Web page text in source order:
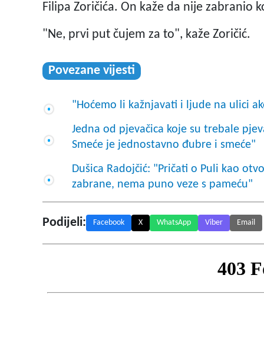
Filipa Zoričića. On kaže da nije zabranio
"Ne, prvi put čujem za to", kaže Zoričić.
Povezane vijesti
"Hoćemo li kažnjavati i ljude na ulici
Jedna od pjevačica koje su trebale
Smeće je jednostavno đubre i smeće"
Dušica Radojčić: "Pričati o Puli kao
zabrane, nema puno veze s pameću"
Podijeli: Facebook X WhatsApp Viber Email